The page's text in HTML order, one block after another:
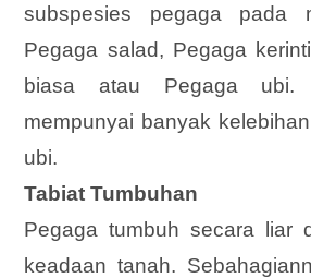
subspesies pegaga pada
Pegaga salad, Pegaga
biasa atau Pegaga ubi.
mempunyai banyak
ubi.
Tabiat Tumbuhan
Pegaga tumbuh secara liar
keadaan tanah.